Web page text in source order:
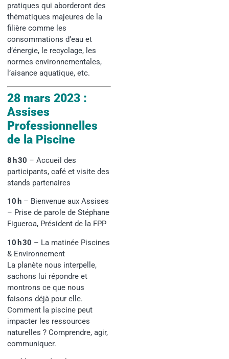
pratiques qui aborderont des
thématiques majeures de la
filière comme les
consommations d’eau et
d’énergie, le recyclage, les
normes environnementales,
l’aisance aquatique, etc.
28 mars 2023 :
Assises
Professionnelles
de la Piscine
8 h 30 – Accueil des
participants, café et visite des
stands partenaires
10 h – Bienvenue aux Assises
– Prise de parole de Stéphane
Figueroa, Président de la FPP
10 h 30 – La matinée Piscines
& Environnement
La planète nous interpelle,
sachons lui répondre et
montrons ce que nous
faisons déjà pour elle.
Comment la piscine peut
impacter les ressources
naturelles ? Comprendre, agir,
communiquer.